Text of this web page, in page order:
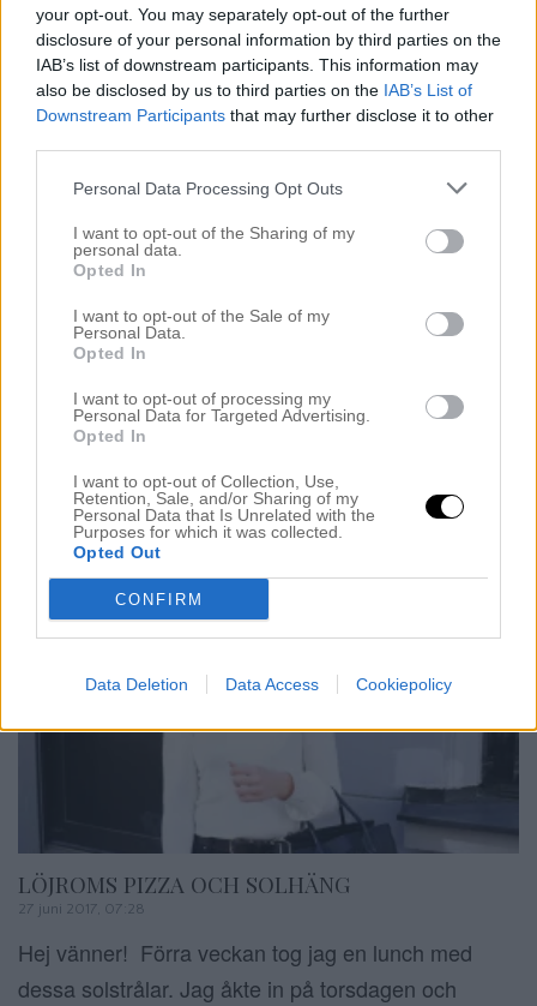
your opt-out. You may separately opt-out of the further
disclosure of your personal information by third parties on the
IAB’s list of downstream participants. This information may
also be disclosed by us to third parties on the IAB’s List of
Downstream Participants that may further disclose it to other
Personal Data Processing Opt Outs
I want to opt-out of the Sharing of my
personal data.
Opted In
I want to opt-out of the Sale of my
Personal Data.
Opted In
I want to opt-out of processing my
Personal Data for Targeted Advertising.
Opted In
I want to opt-out of Collection, Use,
Retention, Sale, and/or Sharing of my
Personal Data that Is Unrelated with the
Purposes for which it was collected.
Opted Out
CONFIRM
Data Deletion Data Access Cookiepolicy
DETTA ÄR INTE KUL…
28 juni 2017, 10:23
såhär ser jag inte ut idag kan jag lova… Btw: Den
HÄR (klick-ad) mascaran är to die for. Hej vänner!
Jag är inte på topp, jag har fått så enormt ont i
magen. Det började i måndags när jag satt på tåget
delen av magen. Tänk typ mensvärk […]
LÖJROMS PIZZA OCH SOLHÄNG
27 juni 2017, 07:28
Hej vänner! Förra veckan tog jag en lunch med
dessa solstrålar. Jag åkte in på torsdagen och